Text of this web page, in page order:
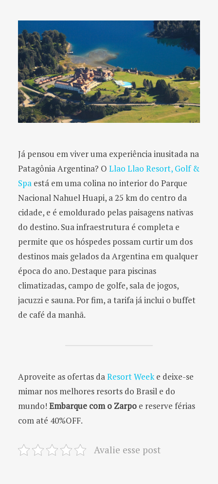
Já pensou em viver uma experiência inusitada na
Patagônia Argentina? O Llao Llao Resort, Golf &
Spa está em uma colina no interior do Parque
Nacional Nahuel Huapi, a 25 km do centro da
cidade, e é emoldurado pelas paisagens nativas
do destino. Sua infraestrutura é completa e
permite que os hóspedes possam curtir um dos
destinos mais gelados da Argentina em qualquer
época do ano. Destaque para piscinas
climatizadas, campo de golfe, sala de jogos,
jacuzzi e sauna. Por fim, a tarifa já inclui o buffet
de café da manhã.
Aproveite as ofertas daResort Weeke deixe-se
mimar nos melhores resorts do Brasil e do
mundo! Embarque com o Zarpo e reserve férias
com até 40%OFF.
Avalie esse post